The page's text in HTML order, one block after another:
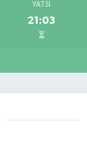
YATSI
21:03